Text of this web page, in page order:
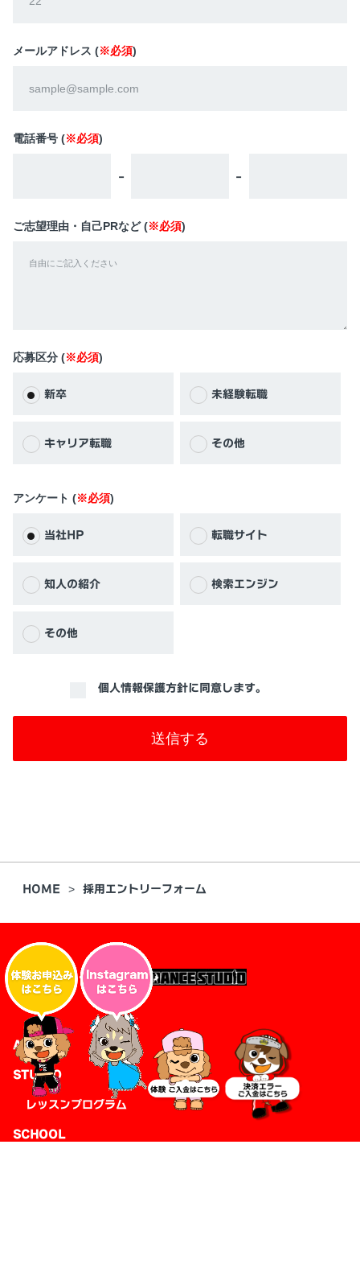
メールアドレス (※必須)
電話番号 (※必須)
- -
ご志望理由・自己PRなど (※必須)
応募区分 (※必須)
新卒 未経験転職
キャリア転職 その他
アンケート (※必須)
当社HP 転職サイト
知人の紹介 検索エンジン
その他
個人情報保護方針に同意します。
送信する
HOME 採用エントリーフォーム
ABOUT
STUDIO
レッスンプログラム
SCHOOL